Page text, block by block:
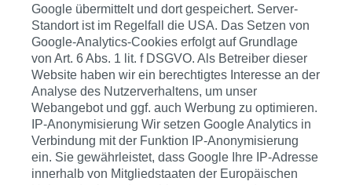
Google übermittelt und dort gespeichert. Server-
Standort ist im Regelfall die USA. Das Setzen von
Google-Analytics-Cookies erfolgt auf Grundlage
von Art. 6 Abs. 1 lit. f DSGVO. Als Betreiber dieser
Website haben wir ein berechtigtes Interesse an der
Analyse des Nutzerverhaltens, um unser
Webangebot und ggf. auch Werbung zu optimieren.
IP-Anonymisierung Wir setzen Google Analytics in
Verbindung mit der Funktion IP-Anonymisierung
ein. Sie gewährleistet, dass Google Ihre IP-Adresse
innerhalb von Mitgliedstaaten der Europäischen